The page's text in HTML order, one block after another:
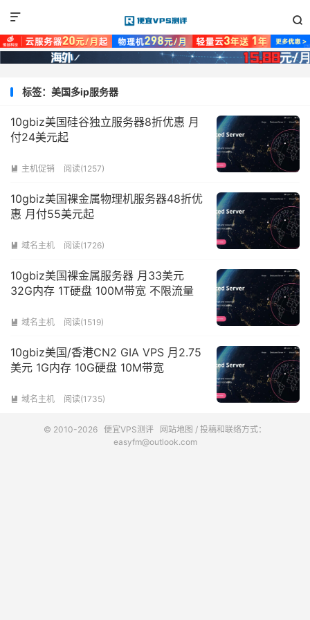


标签：美国多ip服务器
10gbiz美国硅谷独立服务器8折优惠 月
付24美元起
 主机促销 阅读(1257)
10gbiz美国裸金属物理机服务器48折优
惠 月付55美元起
 域名主机 阅读(1726)
10gbiz美国裸金属服务器 月33美元
32G内存 1T硬盘 100M带宽 不限流量
 域名主机 阅读(1519)
10gbiz美国/香港CN2 GIA VPS 月2.75
美元 1G内存 10G硬盘 10M带宽
 域名主机 阅读(1735)
© 2010-2026 便宜VPS测评 网站地图 / 投稿和联络方式：
easyfm@outlook.com